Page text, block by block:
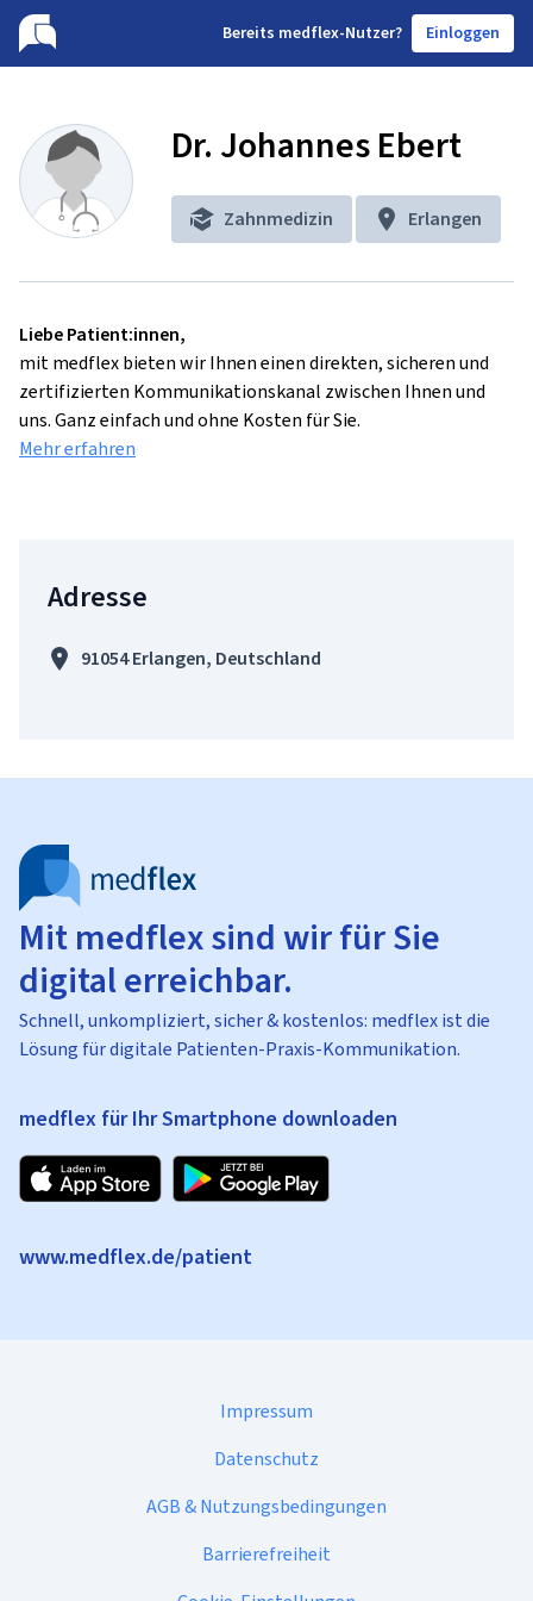
Bereits medflex-Nutzer? Einloggen
Dr. Johannes Ebert
Zahnmedizin Erlangen
Liebe Patient:innen,
mit medflex bieten wir Ihnen einen direkten, sicheren und
zertifizierten Kommunikationskanal zwischen Ihnen und
uns. Ganz einfach und ohne Kosten für Sie.
Mehr erfahren
Adresse
91054 Erlangen, Deutschland
Mit medflex sind wir für Sie
digital erreichbar.
Schnell, unkompliziert, sicher & kostenlos: medflex ist die
Lösung für digitale Patienten-Praxis-Kommunikation.
medflex für Ihr Smartphone downloaden
www.medflex.de/patient
Impressum
Datenschutz
AGB & Nutzungsbedingungen
Barrierefreiheit